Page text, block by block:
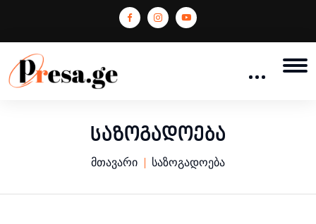
საზოგადოება
მთავარი საზოგადოება